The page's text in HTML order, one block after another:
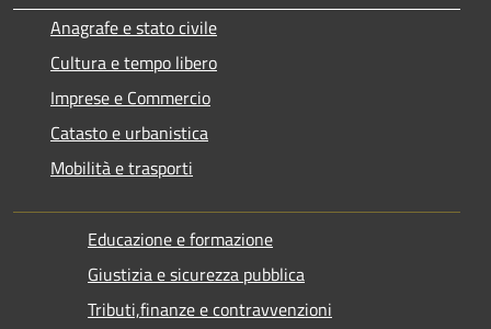
Anagrafe e stato civile
Cultura e tempo libero
Imprese e Commercio
Catasto e urbanistica
Mobilità e trasporti
Educazione e formazione
Giustizia e sicurezza pubblica
Tributi,finanze e contravvenzioni